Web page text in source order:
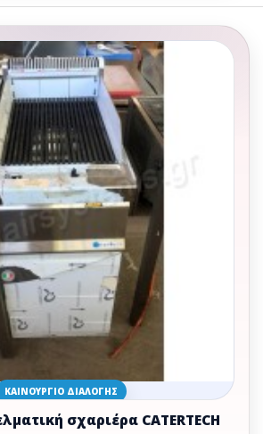
ΚΑΙΝΟΎΡΓΙΟ ΔΙΑΛΟΓΉΣ
σχαριέρα CATERTECH